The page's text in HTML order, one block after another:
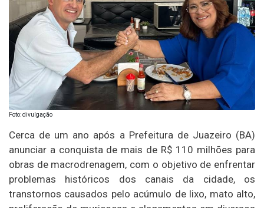
Foto: divulgação
Cerca de um ano após a Prefeitura de Juazeiro (BA)
anunciar a conquista de mais de R$ 110 milhões para
obras de macrodrenagem, com o objetivo de enfrentar
problemas históricos dos canais da cidade, os
transtornos causados pelo acúmulo de lixo, mato alto,